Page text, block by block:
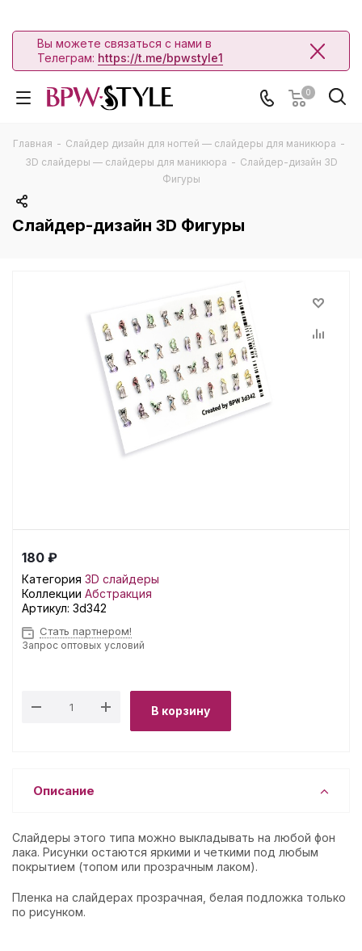
Вы можете связаться с нами в
Телеграм: https://t.me/bpwstyle1
0
Главная - Слайдер дизайн для ногтей — слайдеры для маникюра -
3D слайдеры — слайдеры для маникюра - Слайдер-дизайн 3D
Фигуры
Слайдер-дизайн 3D Фигуры
180 ₽
Категория 3D слайдеры
Коллекции Абстракция
Артикул: 3d342
Стать партнером!
Запрос оптовых условий
В корзину
Описание
Слайдеры этого типа можно выкладывать на любой фон
лака. Рисунки остаются яркими и четкими под любым
покрытием (топом или прозрачным лаком).
Пленка на слайдерах прозрачная, белая подложка только
по рисунком.